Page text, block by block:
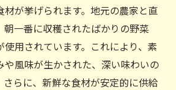
材が挙げられます。地元の農家と直
朝一番に収穫されたばかりの野菜
用されています。これにより、素
や風味が生かされた、深い味わいの
らに、新鮮な食材が安定的に供給